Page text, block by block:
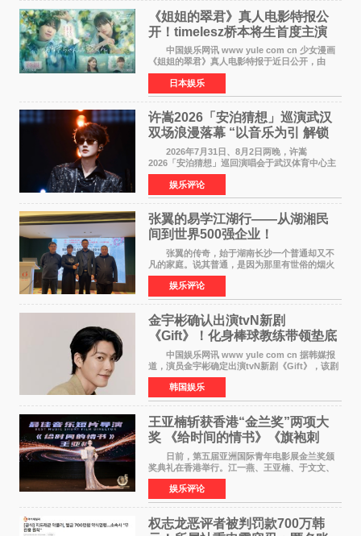
《姐姐的翠君》真人电影特报公
开！timelesz桥本将生首度主演
12月4日上映
中国娱乐网讯 www yule com cn 少女漫画
《姐姐的翠君》真人电影特报于近日公开，由
timelesz成员桥本将生担任主演，这也是他首次
担任电影主演，引发高度关注。 女高中生咲
苗翠（中岛瑠菜
日本娱乐
许嵩2026「安泊猜想」巡演武汉
双场浪漫落幕 “以音乐为引 解锁
江城记忆”
2026年7月31日、8月2日两晚，许嵩
2026「安泊猜想」巡回演唱会于武汉体育中心主
体育场盛大开唱。许嵩与数万歌迷在此相聚，从
浪漫惬意的舞台设计到充满诚意与惊喜的现场互
动，共同开启了一场关于
娱乐评论
张翼的易学江湖行——从湖湘民
间到世界500强企业！
张翼的传奇，始于湖南长沙一个普通却又不
凡的家庭。说其普通，是因为那里有世俗的烟火
气；说其不凡，是因为家中有一位洞悉天地玄机
的长者——他的爷爷。作为当地的风水师，爷爷
是张翼走进易学
娱乐评论
金宇彬确认出演tvN新剧
《Gift》！化身棒球教练带领垫底
球队逆袭
中国娱乐网讯 www yule com cn 据韩媒报
道，演员金宇彬确定出演tvN新剧《Gift》，该剧
预计将于下半年播出，引发观众高度期待。
本剧改编自同名网络漫画，讲述一位经历意外事
故后获得特殊
韩国娱乐
王亚楠斩获香港“金兰奖”两项大
奖 《给时间的情书》《旗袍刺
客》双双获肯定
日前，第五届亚洲国际青年电影展金兰奖颁
奖典礼在香港举行。江一燕、王亚楠、于文文、
李东学等知名演员出席活动。著名演员、导演王
亚楠凭借音乐故事片《给时间的情书》和院线电
影《旗袍刺客》
娱乐评论
权志龙恶评者被判罚款700万韩